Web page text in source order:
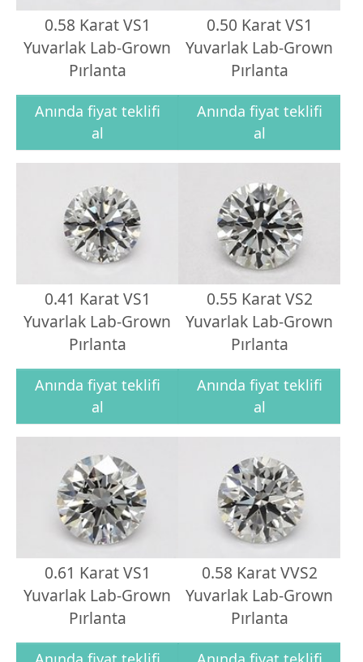
0.58 Karat VS1
Yuvarlak Lab-Grown
Pırlanta
Anında fiyat teklifi
al
0.50 Karat VS1
Yuvarlak Lab-Grown
Pırlanta
Anında fiyat teklifi
al
0.41 Karat VS1
Yuvarlak Lab-Grown
Pırlanta
Anında fiyat teklifi
al
0.55 Karat VS2
Yuvarlak Lab-Grown
Pırlanta
Anında fiyat teklifi
al
0.61 Karat VS1
Yuvarlak Lab-Grown
Pırlanta
0.58 Karat VVS2
Yuvarlak Lab-Grown
Pırlanta